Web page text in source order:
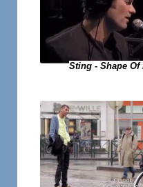
Sting - Shape Of